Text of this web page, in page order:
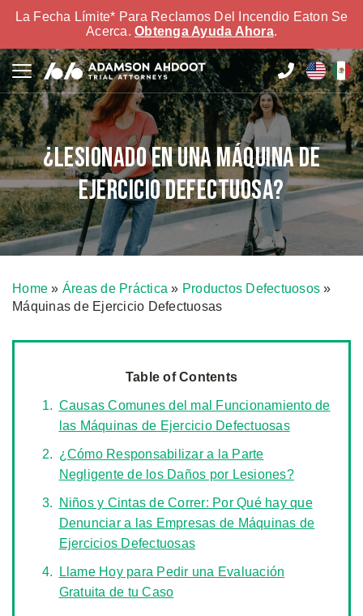
La Fecha Límite* Para Reclamos Del Incendio Eaton Se
Acerca. Obtenga Ayuda Ahora.
¿Lesionado en una Máquina de
Ejercicio Defectuosa?
Home » Áreas de Práctica » Productos Defectuosos »
Máquinas de Ejercicio Defectuosas
Table of Contents
Causas Comunes del mal Funcionamiento de
las Máquinas de Ejercicio Defectuosas
¿Cómo Responsabilizar a la Parte
Negligente de los Daños por Lesiones?
Niños y Cintas de Correr: Por Qué hay que
Denunciar a las Empresas de Máquinas de
Ejercicios Defectuosas
Llame Hoy para Pedir una Evaluación
Gratuita de tu Caso